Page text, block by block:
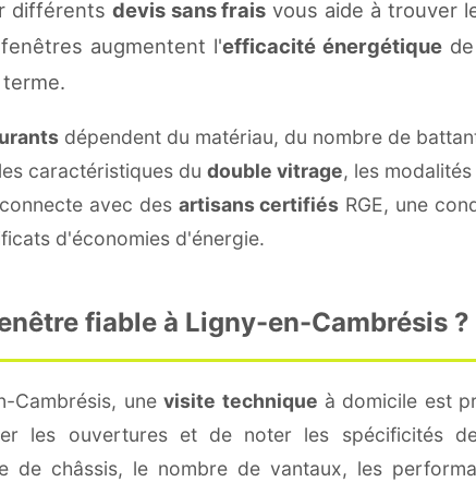
différents devis sans frais vous aide à trouver
augmentent l'efficacité énergétique
dépendent du matériau, du nombre de
caractéristiques du double vitrage, les
avec des artisans certifiés RGE, une
d'économies d'énergie.
fiable à Ligny-en-Cambrésis ?
Cambrésis, unevisite technique à domicile est
les ouvertures et de noter les spécificités
de châssis, le nombre de vantaux, les